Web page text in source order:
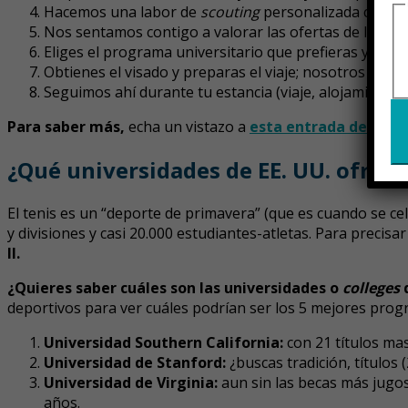
Hacemos una labor de scoutingpersonalizada con
Nos sentamos contigo a valorar las ofertas de las
Eliges el programa universitario que prefieras y te
Obtienes el visado y preparas el viaje; nosotros
Seguimos ahí durante tu estancia (viaje, alojamiento,
Para saber más, echa un vistazo a esta entrada de
¿Qué universidades de EE. UU.
El tenis es un “deporte de primavera” (que es cuando se
y divisiones y casi 20.000 estudiantes-atletas. Para
II.
¿Quieres saber cuáles son las universidades o colleges
deportivos para ver cuáles podrían ser los 5 mejores
Universidad Southern California:con 21 títulos
Universidad de Stanford: ¿buscas tradición, títulos
Universidad de Virginia:aun sin las becas más
años.